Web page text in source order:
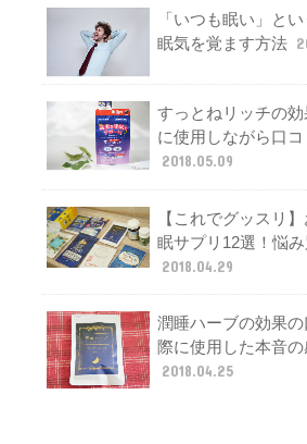
「いつも眠い」と
眠気を覚ます方法
すっとねリッチの
に使用しながら口
2018.05.09
【これでグッスリ
眠サプリ12選！悩み
2018.04.29
潤睡ハーブの効果
際に使用した本音の
2018.04.25